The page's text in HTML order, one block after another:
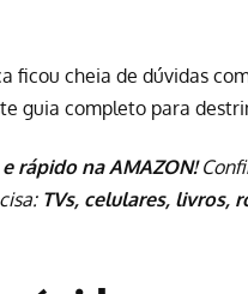
ficou cheia de dúvidas
guia completo para
rápido na AMAZON!
TVs, celulares, livros,